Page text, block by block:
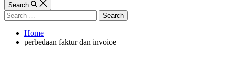
Search
Search
for:
Home
perbedaan faktur dan invoice